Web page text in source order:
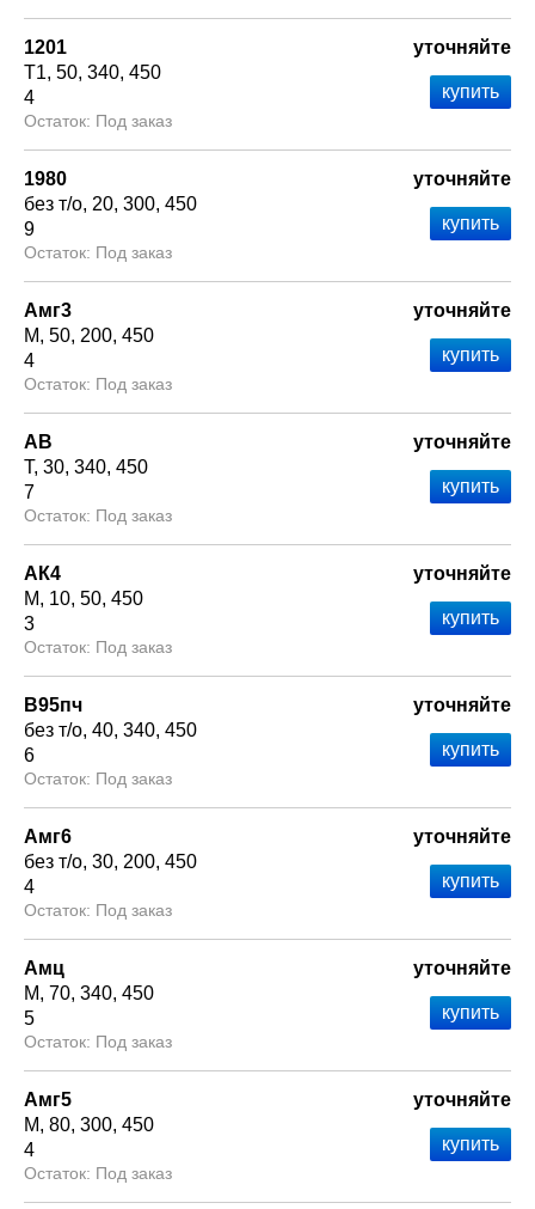
1201
Т1 50 340 450
4
Под заказ
уточняйте
1980
без т/о 20 300 450
9
Под заказ
уточняйте
Амг3
М 50 200 450
4
Под заказ
уточняйте
АВ
Т 30 340 450
7
Под заказ
уточняйте
АК4
М
10 50 450
3
Под заказ
уточняйте
В95пч
без т/о 40 340 450
6
Под заказ
уточняйте
Амг6
без т/о 30 200 450
4
Под заказ
уточняйте
Амц
М 70 340 450
5
Под заказ
уточняйте
Амг5
М 80 300 450
4
Под заказ
уточняйте